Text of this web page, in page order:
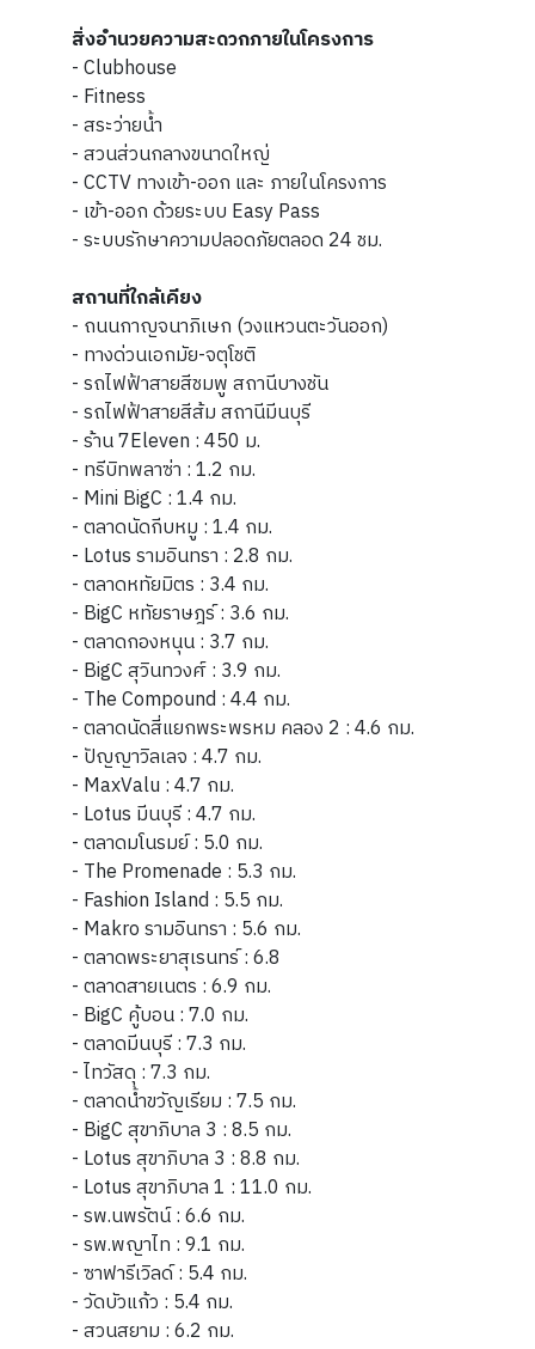
สิ่งอำนวยความสะดวกภายในโครงการ
- Clubhouse
- Fitness
- สระว่ายน้ำ
- สวนส่วนกลางขนาดใหญ่
- CCTV ทางเข้า-ออก และ ภายในโครงการ
- เข้า-ออก ด้วยระบบ Easy Pass
- ระบบรักษาความปลอดภัยตลอด 24 ชม.
สถานที่ใกล้เคียง
- ถนนกาญจนาภิเษก (วงแหวนตะวันออก)
- ทางด่วนเอกมัย-จตุโชติ
- รถไฟฟ้าสายสีชมพู สถานีบางชัน
- รถไฟฟ้าสายสีส้ม สถานีมีนบุรี
- ร้าน 7Eleven : 450 ม.
- ทรีบิทพลาซ่า : 1.2 กม.
- Mini BigC : 1.4 กม.
- ตลาดนัดกีบหมู : 1.4 กม.
- Lotus รามอินทรา : 2.8 กม.
- ตลาดหทัยมิตร : 3.4 กม.
- BigC หทัยราษฎร์ : 3.6 กม.
- ตลาดกองหนุน : 3.7 กม.
- BigC สุวินทวงศ์ : 3.9 กม.
- The Compound : 4.4 กม.
- ตลาดนัดสี่แยกพระพรหม คลอง 2 : 4.6 กม.
- ปัญญาวิลเลจ : 4.7 กม.
- MaxValu : 4.7 กม.
- Lotus มีนบุรี : 4.7 กม.
- ตลาดมโนรมย์ : 5.0 กม.
- The Promenade : 5.3 กม.
- Fashion Island : 5.5 กม.
- Makro รามอินทรา : 5.6 กม.
- ตลาดพระยาสุเรนทร์ : 6.8
- ตลาดสายเนตร : 6.9 กม.
- BigC คู้บอน : 7.0 กม.
- ตลาดมีนบุรี : 7.3 กม.
- ไทวัสดุ : 7.3 กม.
- ตลาดน้ำขวัญเรียม : 7.5 กม.
- BigC สุขาภิบาล 3 : 8.5 กม.
- Lotus สุขาภิบาล 3 : 8.8 กม.
- Lotus สุขาภิบาล 1 : 11.0 กม.
- รพ.นพรัตน์ : 6.6 กม.
- รพ.พญาไท : 9.1 กม.
- ซาฟารีเวิลด์ : 5.4 กม.
- วัดบัวแก้ว : 5.4 กม.
- สวนสยาม : 6.2 กม.